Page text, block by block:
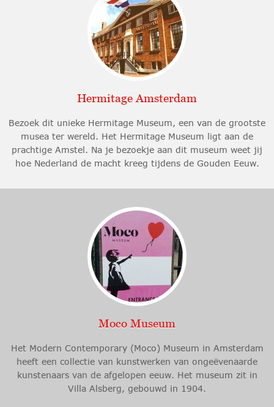
Hermitage Amsterdam
Bezoek dit unieke Hermitage Museum, een van de grootste
musea ter wereld. Het Hermitage Museum ligt aan de
prachtige Amstel. Na je bezoekje aan dit museum weet jij
hoe Nederland de macht kreeg tijdens de Gouden Eeuw.
Moco Museum
Het Modern Contemporary (Moco) Museum in Amsterdam
heeft een collectie van kunstwerken van ongeëvenaarde
kunstenaars van de afgelopen eeuw. Het museum zit in
Villa Alsberg, gebouwd in 1904.